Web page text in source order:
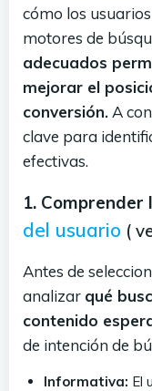
cómo los
motores de
adecuados
mejorar el
conversión. A
clave para
efectivas.
1. Comprender
del usuario (
Antes de
analizar qué
contenido
de intención de
Informativa: El